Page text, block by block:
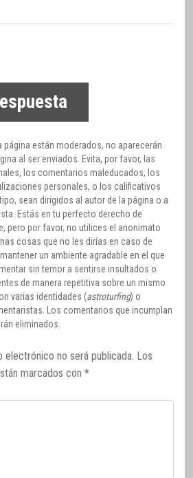
página están moderados, no aparecerán
al ser enviados. Evita, por favor, las
los comentarios maleducados, los
personales, o los calificativos
sean dirigidos al autor de la página o a
Estás en tu perfecto derecho de
pero por favor, no utilices el anonimato
cosas que no les dirías en caso de
un ambiente agradable en el que
sin temor a sentirse insultados o
de manera repetitiva sobre un mismo
varias identidades (astroturfing) o
Los comentarios que incumplan
eliminados.
no será publicada. Los
marcados con *